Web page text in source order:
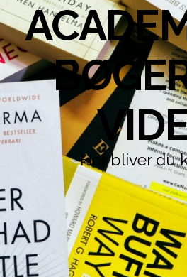
Her bliver du